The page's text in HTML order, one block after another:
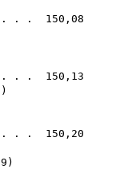
. 150,08
. 150,13
)
. 150,20
9 )